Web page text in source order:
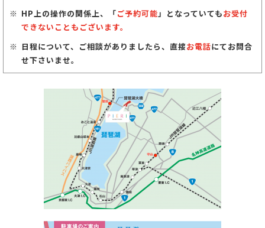
HP上の操作の関係上、「ご予約可能 」となっていてもお受付
できないこともございます。
日程について、ご相談がありましたら、直接お電話にてお問合
せ下さいませ。